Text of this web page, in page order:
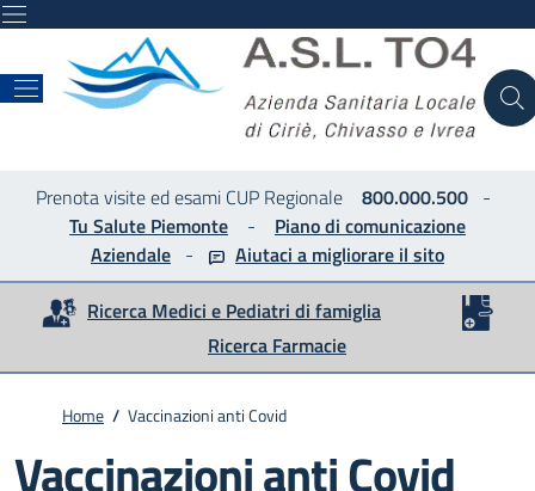
Prenota visite ed esami CUP Regionale 800.000.500-
Tu Salute Piemonte - Piano di comunicazione
Aziendale - Aiutaci a migliorare il sito
Ricerca Medici e Pediatri di famiglia
Ricerca Farmacie
Home / Vaccinazioni anti Covid
Vaccinazioni anti Covid